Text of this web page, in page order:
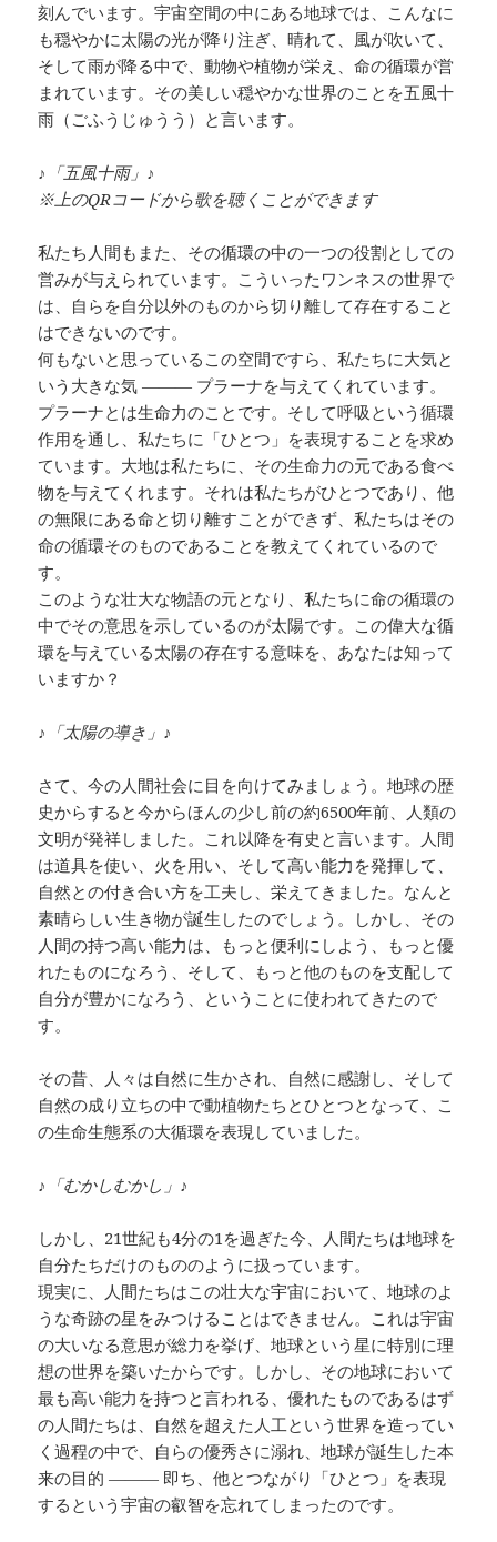
刻んでいます。宇宙空間の中にある地球では、こんなに
も穏やかに太陽の光が降り注ぎ、晴れて、風が吹いて、
そして雨が降る中で、動物や植物が栄え、命の循環が営
まれています。その美しい穏やかな世界のことを五風十
雨（ごふうじゅうう）と言います。
♪「五風十雨」♪
※上のQRコードから歌を聴くことができます
私たち人間もまた、その循環の中の一つの役割としての
営みが与えられています。こういったワンネスの世界で
は、自らを自分以外のものから切り離して存在すること
はできないのです。
何もないと思っているこの空間ですら、私たちに大気と
いう大きな気 ——— プラーナを与えてくれています。
プラーナとは生命力のことです。そして呼吸という循環
作用を通し、私たちに「ひとつ」を表現することを求め
ています。大地は私たちに、その生命力の元である食べ
物を与えてくれます。それは私たちがひとつであり、他
の無限にある命と切り離すことができず、私たちはその
命の循環そのものであることを教えてくれているので
す。
このような壮大な物語の元となり、私たちに命の循環の
中でその意思を示しているのが太陽です。この偉大な循
環を与えている太陽の存在する意味を、あなたは知って
いますか？
♪「太陽の導き」♪
さて、今の人間社会に目を向けてみましょう。地球の歴
史からすると今からほんの少し前の約6500年前、人類の
文明が発祥しました。これ以降を有史と言います。人間
は道具を使い、火を用い、そして高い能力を発揮して、
自然との付き合い方を工夫し、栄えてきました。なんと
素晴らしい生き物が誕生したのでしょう。しかし、その
人間の持つ高い能力は、もっと便利にしよう、もっと優
れたものになろう、そして、もっと他のものを支配して
自分が豊かになろう、ということに使われてきたので
す。
その昔、人々は自然に生かされ、自然に感謝し、そして
自然の成り立ちの中で動植物たちとひとつとなって、こ
の生命生態系の大循環を表現していました。
♪「むかしむかし」♪
しかし、21世紀も4分の1を過ぎた今、人間たちは地球を
自分たちだけのもののように扱っています。
現実に、人間たちはこの壮大な宇宙において、地球のよ
うな奇跡の星をみつけることはできません。これは宇宙
の大いなる意思が総力を挙げ、地球という星に特別に理
想の世界を築いたからです。しかし、その地球において
最も高い能力を持つと言われる、優れたものであるはず
の人間たちは、自然を超えた人工という世界を造ってい
く過程の中で、自らの優秀さに溺れ、地球が誕生した本
来の目的 ——— 即ち、他とつながり「ひとつ」を表現
するという宇宙の叡智を忘れてしまったのです。